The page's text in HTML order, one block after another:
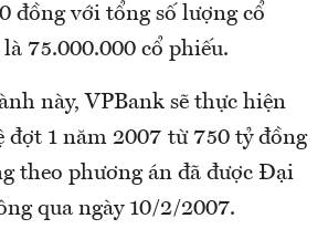
đồng với tổng số lượng cổ
75.000.000 cổ phiếu.
này, VPBank sẽ thực hiện
đợt 1 năm 2007 từ 750 tỷ đồng
theo phương án đã được Đại
qua ngày 10/2/2007.